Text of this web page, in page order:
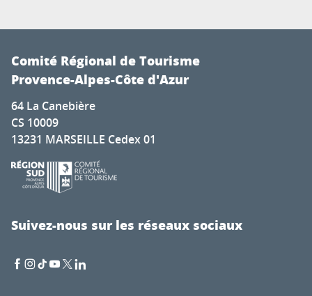
Comité Régional de Tourisme
Provence-Alpes-Côte d'Azur
64 La Canebière
CS 10009
13231 MARSEILLE Cedex 01
Suivez-nous sur les réseaux sociaux